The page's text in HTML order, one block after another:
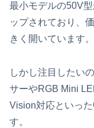
最小モデルの50V
ップされており、
きく開いています。
しかし注目したい
サーやRGB Mini
Vision対応といっ
す。